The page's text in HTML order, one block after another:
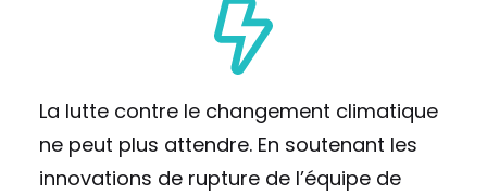
La lutte contre le changement climatique
ne peut plus attendre. En soutenant les
innovations de rupture de l’équipe de